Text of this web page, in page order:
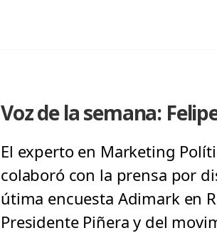
Voz de la semana:
El experto en Marketing
colaboró con la prensa por
útima encuesta Adimark en
Presidente Piñera y del